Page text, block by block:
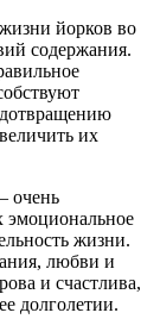
йорков во
содержания.
их
очень
эмоциональное
жизни.
любви и
и счастлива,
долголетии.